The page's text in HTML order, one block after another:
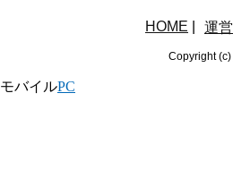
HOME 運営
Copyright (c)
モバイルPC